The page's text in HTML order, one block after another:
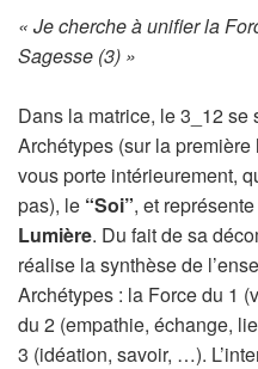
« Je cherche à unifier la
Sagesse (3) »
Dans la matrice, le 3_12
Archétypes (sur la
vous porte intérieurement,
pas), le “Soi”, et
Lumière. Du fait de sa
réalise la synthèse de
Archétypes : la Force du 1
du 2 (empathie, échange,
3 (idéation, savoir, …).